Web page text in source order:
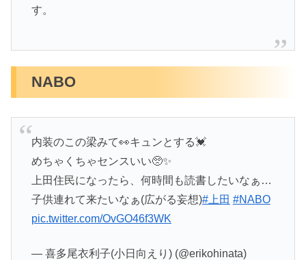
す。
NABO
内装のこの梁みて👀キュンとする💓
めちゃくちゃセンスいい🥺✨
上田住民になったら、何時間も読書したいなぁ…
子供連れて来たいなぁ(広がる妄想)#上田 #NABO
pic.twitter.com/OvGO46f3WK
— 喜多尾衣利子(小日向えり) (@erikohinata)